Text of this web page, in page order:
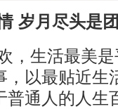
岁月尽头是
，生活最美
，以最贴近生
普通人的人生